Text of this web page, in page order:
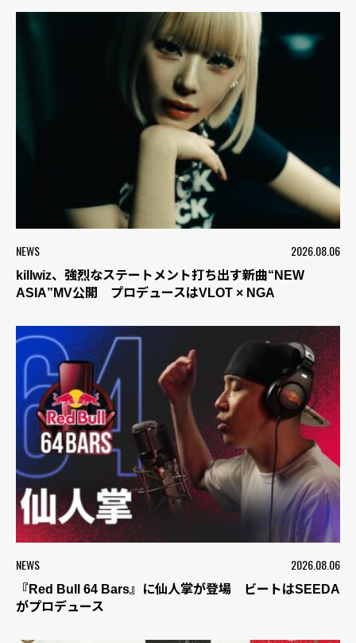
NEWS 2026.08.06
killwiz、強烈なステートメント打ち出す新曲“NEW
ASIA”MV公開 プロデュースはVLOT × NGA
NEWS 2026.08.06
『Red Bull 64 Bars』に仙人掌が登場 ビートはSEEDA
がプロデュース